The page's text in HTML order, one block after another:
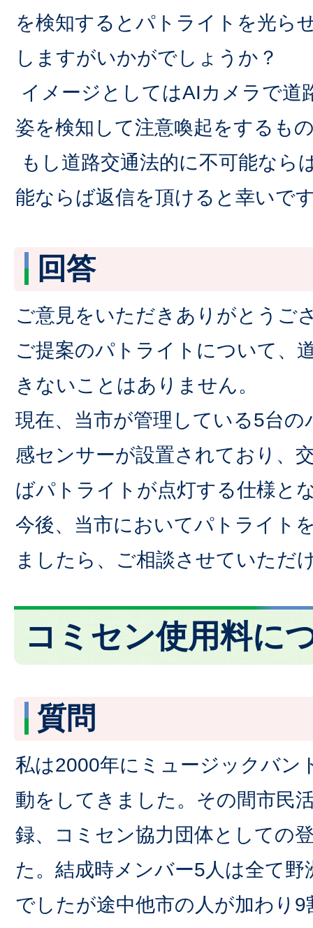
を検知するとパトライトを光ら
しますがいかがでしょうか？
イメージとしてはAIカメラで道
姿を検知して注意喚起をするも
もし道路交通法的に不可能なら
能ならば返信を頂けると幸いで
回答
ご意見をいただきありがとうご
ご提案のパトライトについて、
きないことはありません。
現在、当市が管理している5台
感センサーが設置されており、
ばパトライトが点灯する仕様と
今後、当市においてパトライト
ましたら、ご相談させていただ
コミセン使用料に
質問
私は2000年にミュージックバン
動をしてきました。その間市民
録、コミセン協力団体としての
た。結成時メンバー5人は全て野
でしたが途中他市の人が加わり